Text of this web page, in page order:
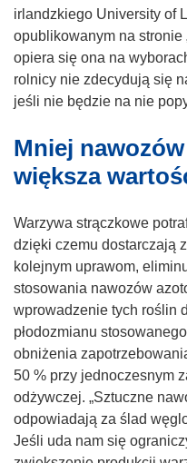
irlandzkiego University of
opublikowanym na stronie
opiera się ona na
rolnicy nie zdecydują się
jeśli nie będzie na nie
Mniej
większa
Warzywa strączkowe
dzięki czemu dostarczają
kolejnym uprawom,
stosowania nawozów
wprowadzenie tych roślin
płodozmianu
obniżenia
50 % przy jednoczesnym
odżywczej. „Sztuczne
odpowiadają za ślad
Jeśli uda nam się